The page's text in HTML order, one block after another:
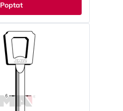
Poptat